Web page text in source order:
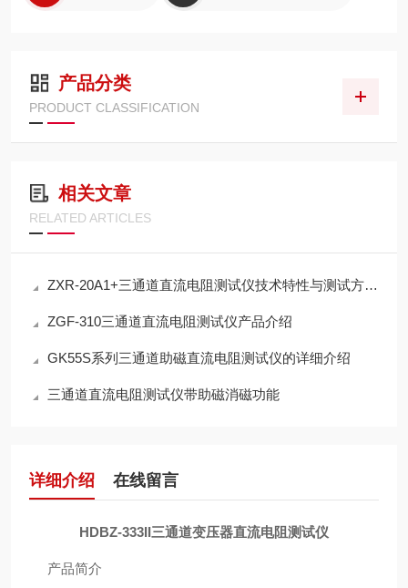
产品分类
PRODUCT CLASSIFICATION
相关文章
RELATED ARTICLES
ZXR-20A1+三通道直流电阻测试仪技术特性与测试方法分析
ZGF-310三通道直流电阻测试仪产品介绍
GK55S系列三通道助磁直流电阻测试仪的详细介绍
三通道直流电阻测试仪带助磁消磁功能
详细介绍 在线留言
HDBZ-333II三通道变压器直流电阻测试仪
产品简介